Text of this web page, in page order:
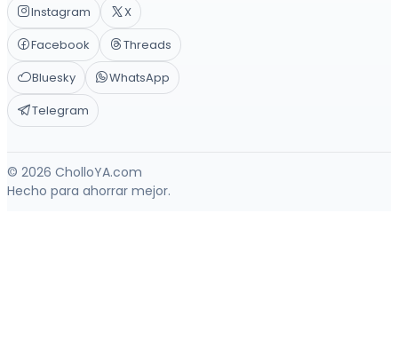
Instagram
X
Facebook
Threads
Bluesky
WhatsApp
Telegram
© 2026 CholloYA.com
Hecho para ahorrar mejor.